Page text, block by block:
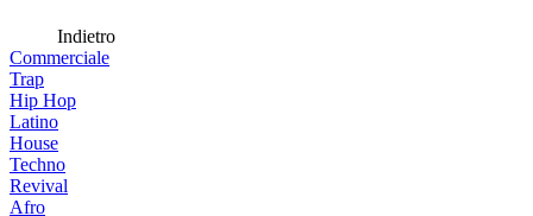
Indietro
Commerciale
Trap
Hip Hop
Latino
House
Techno
Revival
Afro